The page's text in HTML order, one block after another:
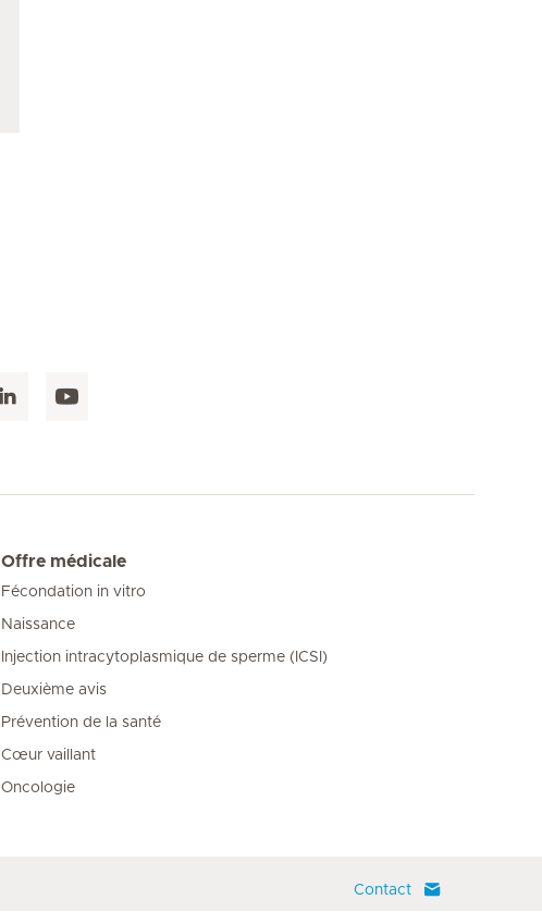
Offre médicale
Fécondation in vitro
Naissance
Injection intracytoplasmique de sperme (ICSI)
Deuxième avis
Prévention de la santé
Cœur vaillant
Oncologie
Contact